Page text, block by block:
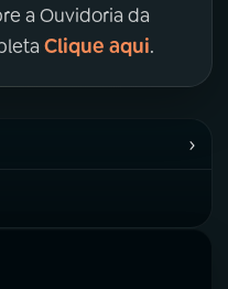
a Ouvidoria da
Clique aqui.
›